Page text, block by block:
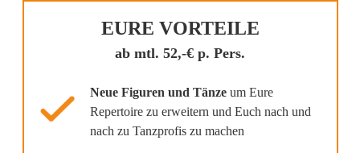
EURE VORTEILE
ab mtl. 52,-€ p. Pers.
Neue Figuren und Tänzeum Eure
Repertoire zu erweitern und Euch nach und
nach zu Tanzprofis zu machen